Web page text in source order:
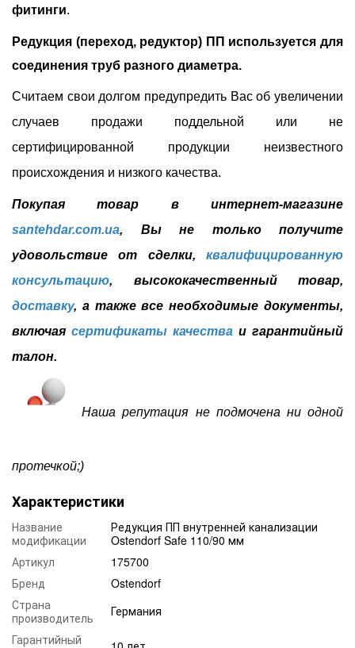
фитинги.
Редукция (переход, редуктор) ПП используется для
соединения труб разного диаметра.
Считаем свои долгом предупредить Вас об увеличении
случаев продажи поддельной или не
сертифицированной продукции неизвестного
происхождения и низкого качества.
Покупая товар в интернет-магазине
santehdar.com.ua, Вы не только получите
удовольствие от сделки, квалифицированную
консультацию, высококачественный товар,
доставку, а также все необходимые документы,
включая сертификаты качества и гарантийный
талон.
Наша репутация не подмочена ни одной
протечкой;)
Характеристики
Название
модификации
Редукция ПП внутренней канализации
Ostendorf Safe 110/90 мм
Артикул
175700
Бренд
Ostendorf
Страна
производитель
Германия
Гарантийный